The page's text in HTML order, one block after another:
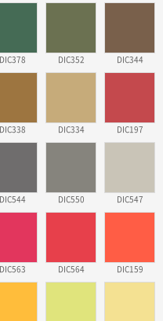
DIC378 DIC352 DIC344
DIC338 DIC334 DIC197
DIC544 DIC550 DIC547
DIC563 DIC564 DIC159